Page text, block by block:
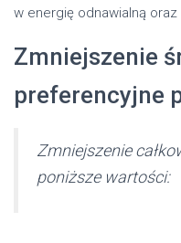
w energię odnawialną
Zmniejszenie
preferencyjne
Zmniejszenie
poniższe wartości: